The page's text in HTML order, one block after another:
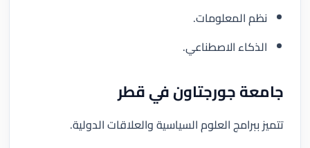
نظم المعلومات.
الذكاء الاصطناعي.
جامعة جورجتاون في قطر
تتميز ببرامج العلوم السياسية والعلاقات الدولية.